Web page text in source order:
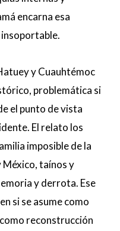
encarna esa
y Cuauhtémoc
problemática si
el punto de vista
El relato los
imposible de la
México, taínos y
y derrota. Ese
si se asume como
reconstrucción